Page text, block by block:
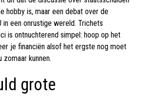
hobby is, maar een debat over de
in een onrustige wereld. Trichets
is ontnuchterend simpel: hoop op het
je financiën alsof het ergste nog moet
zomaar kunnen.
grote